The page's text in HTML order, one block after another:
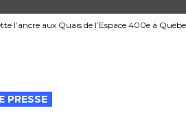
l’ancre aux Quais de l’Espace 400e à
PRESSE